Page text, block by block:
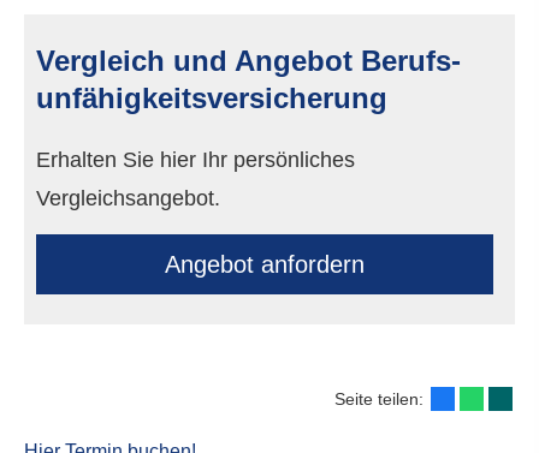
Vergleich und Angebot Berufs­
unfähig­keitsversicherung
Erhalten Sie hier Ihr persönliches
Vergleichsangebot.
An­ge­bot an­for­dern
Seite teilen: